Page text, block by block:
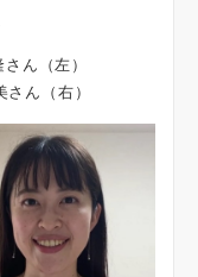
ん（左）
ん（右）